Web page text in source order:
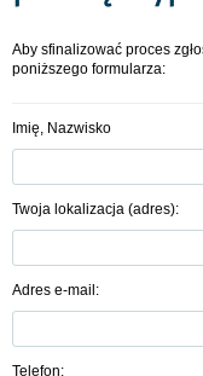
Aby sfinalizować proces
poniższego formularza:
Imię, Nazwisko
Twoja lokalizacja (adres):
Adres e-mail:
Telefon: